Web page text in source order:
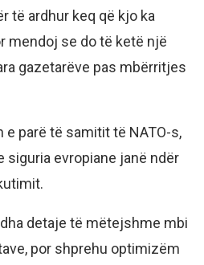
të ardhur keq që kjo ka
mendoj se do të ketë një
gazetarëve pas mbërritjes
e parë të samitit të NATO-s,
siguria evropiane janë ndër
detaje të mëtejshme mbi
por shprehu optimizëm